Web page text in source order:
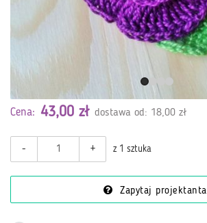
Cena: 43,00 zł dostawa od: 18,00 zł
- + z 1 sztuka
Zapytaj projektanta